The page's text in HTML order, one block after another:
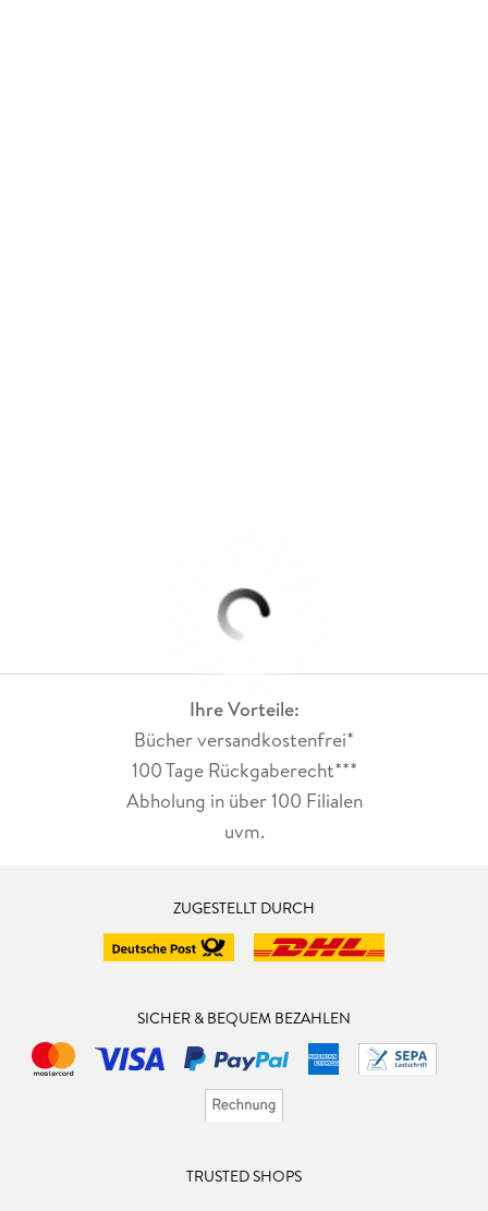
Ihre Vorteile:
Bücher versandkostenfrei*
100 Tage Rückgaberecht***
Abholung in über 100 Filialen
uvm.
ZUGESTELLT DURCH
SICHER & BEQUEM BEZAHLEN
TRUSTED SHOPS